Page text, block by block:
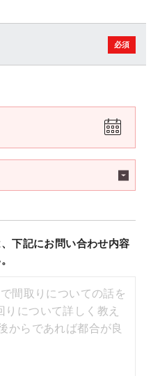
下記にお問い合わせ内容